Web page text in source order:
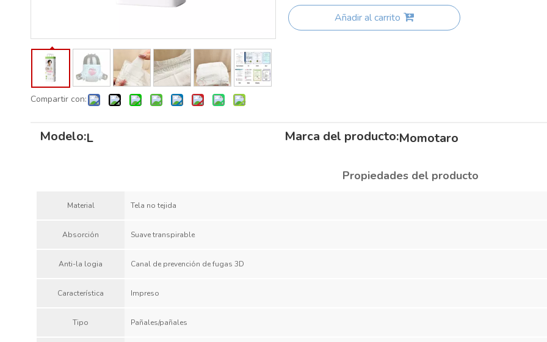
Compartir con:
Añadir al carrito
Modelo:L Marca del producto:Momotaro
Propiedades del producto
Material Tela no tejida
Absorción Suave transpirable
Anti-la logia Canal de prevención de fugas 3D
Característica Impreso
Tipo Pañales/pañales